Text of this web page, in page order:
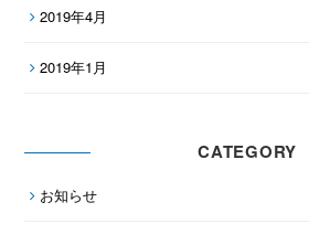
2019年4月
2019年1月
CATEGORY
お知らせ